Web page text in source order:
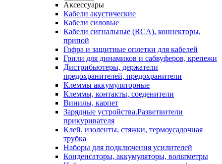
Аксессуары
Кабели акустические
Кабели силовые
Кабели сигнальные (RCA), коннекторы,
припой
Гофра и защитные оплетки для кабелей
Грили для динамиков и сабвуферов, крепежи
Дистрибьютеры, держатели
предохранителей, предохранители
Клеммы аккумуляторные
Клеммы, контакты, соеденители
Винилы, карпет
Зарядные устройства.Разветвители
прикуривателя
Клей, изоленты, стяжки, термоусадочная
трубка
Наборы для подключения усилителей
Конденсаторы, аккумуляторы, вольтметры